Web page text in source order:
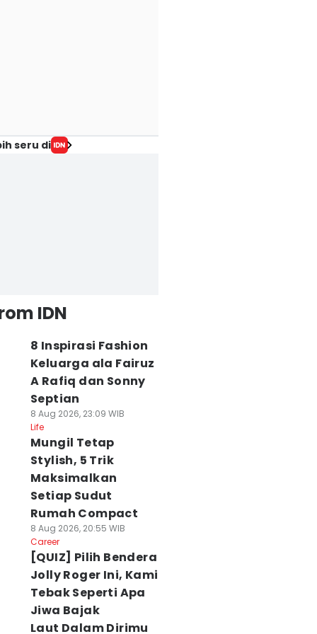
seru di
IDN
8 Inspirasi Fashion
Keluarga ala Fairuz
A Rafiq dan Sonny
Septian
8 Aug 2026, 23:09 WIB
Life
Mungil Tetap
Stylish, 5 Trik
Maksimalkan
Setiap Sudut
Rumah Compact
8 Aug 2026, 20:55 WIB
Career
[QUIZ] Pilih Bendera
Jolly Roger Ini, Kami
Tebak Seperti Apa
Jiwa Bajak
Laut Dalam Dirimu